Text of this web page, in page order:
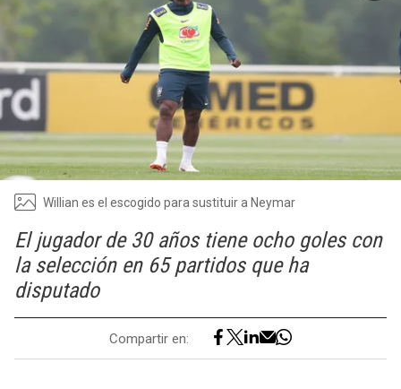
Willian es el escogido para sustituir a Neymar
El jugador de 30 años tiene ocho goles con
la selección en 65 partidos que ha
disputado
Compartir en: